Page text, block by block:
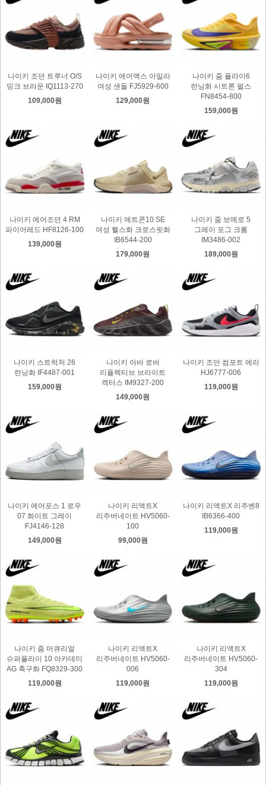
나이키 조던 트루너 O/S
밍크 브라운 IQ1113-270
109,000원
나이키 에어맥스 아일라
여성 샌들 FJ5929-600
129,000원
나이키 줌 플라이6
런닝화 시트론 펄스
FN8454-800
159,000원
나이키 에어조던 4 RM
파이어레드 HF8126-100
139,000원
나이키 메트콘10 SE
여성 헬스화 크로스핏화
IB6544-200
179,000원
나이키 줌 보메로 5
그레이 포그 크롬
IM3486-002
189,000원
나이키 스트럭처 26
런닝화 IF4487-001
159,000원
나이키 아바 로버
리플렉티브 브라이트
캑터스 IM9327-200
149,000원
나이키 조던 컴포트 에라
HJ6777-006
119,000원
나이키 에어포스 1 로우
07 화이트 그레이
FJ4146-128
149,000원
나이키 리액트X
리주버네이트 HV5060-
100
99,000원
나이키 리액트X 리주벤8
IB6366-400
119,000원
나이키 줌 머큐리얼
슈퍼플라이 10 아카데미
AG 축구화 FQ8329-300
119,000원
나이키 리액트X
리주버네이트 HV5060-
006
119,000원
나이키 리액트X
리주버네이트 HV5060-
304
119,000원